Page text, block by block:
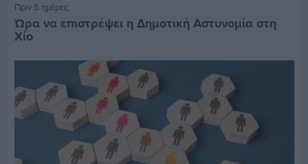
Πριν 5 ημέρες
Ώρα να επιστρέψει η Δημοτική Αστυνομία στη
Χίο